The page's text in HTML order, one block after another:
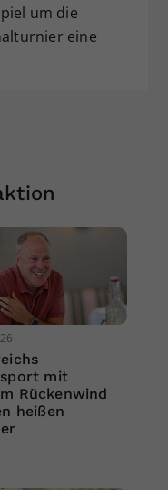
um die
eine
mit
Rückenwind
heißen